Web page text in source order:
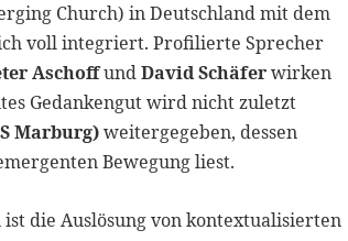
Church) in Deutschland mit dem
voll integriert. Profilierte Sprecher
AschoffundDavid Schäferwirken
Gedankengut wird nicht zuletzt
Marburg)weitergegeben, dessen
Bewegung liest.
die Auslösung von kontextualisierten